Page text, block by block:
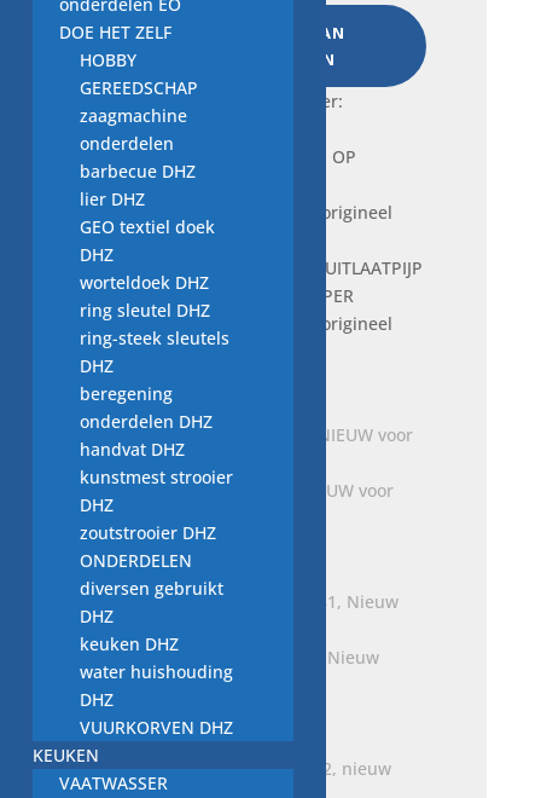
Afdichtring
UITLAATPIJP
OP
VOORSTE
GELUIDDEMPER
A1269970041
nieuw
voor
origineel
MERCEDES
BENZ
aantal
TOEVOEGEN AAN
WINKELWAGEN
Frequently bought together:
Afdichtring UITLAATPIJP
OP VOORSTE GELUIDDEMPER
A1269970041 nieuw voor origineel
MERCEDES BENZ
Ventiel, A6110700248, NIEUW voor
€23,00
Uitlaat ring A0004920581, Nieuw
onderdeel
DOE HET ZELF
HOBBY
GEREEDSCHAP
zaagmachine
onderdelen
barbecue DHZ
lier DHZ
GEO textiel doek
DHZ
worteldoek DHZ
ring sleutel DHZ
ring-steek sleutels
DHZ
beregening
onderdelen DHZ
handvat DHZ
kunstmest strooier
DHZ
zoutstrooier DHZ
ONDERDELEN
diversen gebruikt
DHZ
keuken DHZ
water huishouding
DHZ
VUURKORVEN DHZ
KEUKEN
VAATWASSER